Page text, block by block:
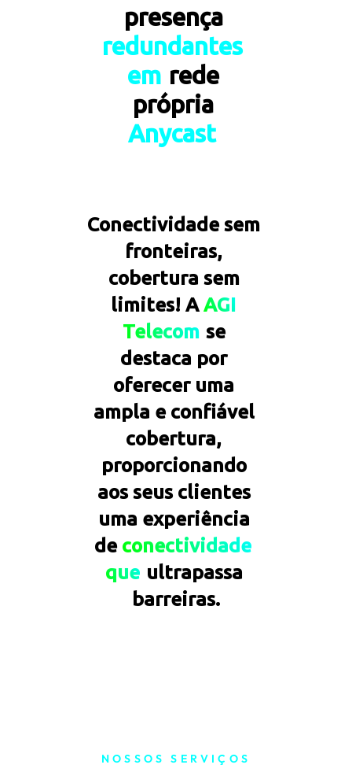
presença
red undantes
em rede
própria
Anycast
Conectividade sem
fronteiras,
cobertura sem
limites! A AGI
Telecom se
destaca por
oferecer uma
ampla e confiável
cobertura,
proporcionando
aos seus clientes
uma experiência
de conectividade
que ultrapassa
barreiras.
NOSSOS SERVIÇOS